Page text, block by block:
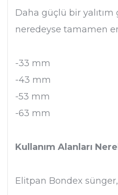
Daha güçlü bir
neredeyse tamamen
-33 mm
-43 mm
-53 mm
-63 mm
Kullanım Alanları
Elitpan Bondex